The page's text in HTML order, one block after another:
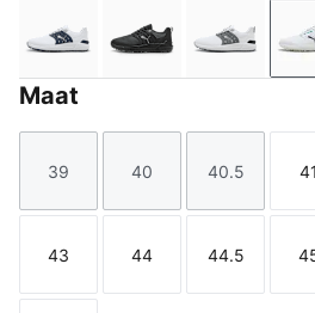
PUMA White-Deep Navy-
PUMA Black-PUMA
Maat
Maat
39
Maat
40
Maat
40.5 41
Maat
43
Maat
44
Maat
44.5